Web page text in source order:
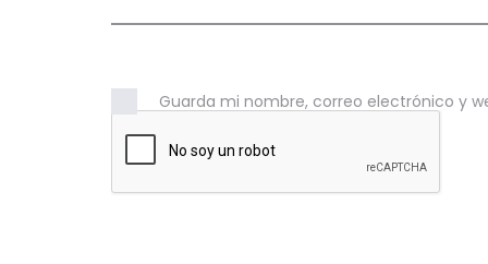
Guarda mi nombre, correo electrónico y